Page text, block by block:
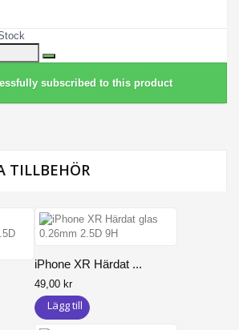
subscribed to this product
TILLBEHÖR
iPhone XR Härdat ...
49,00 kr
Lägg till